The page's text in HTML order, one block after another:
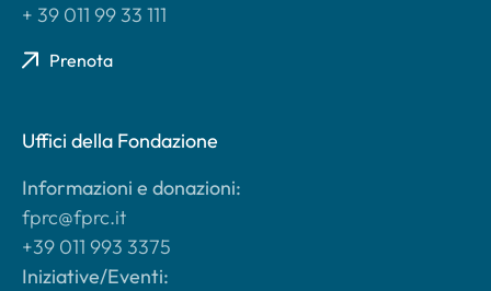
+ 39 011 99 33 111
Prenota
Uffici della Fondazione
Informazioni e donazioni:
fprc@fprc.it
+39 011 993 3375
Iniziative/Eventi: